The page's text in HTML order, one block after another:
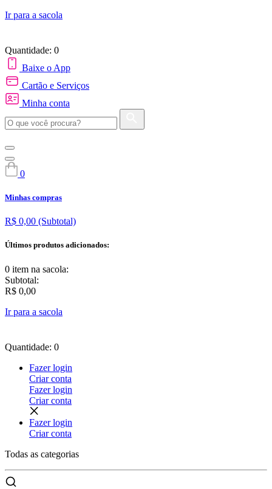
Ir para a sacola
Quantidade: 0
Baixe o App
Cartão e Serviços
Minha conta
0
Minhas compras
R$ 0,00 (Subtotal)
Últimos produtos adicionados:
0 item na sacola:
Subtotal:
R$ 0,00
Ir para a sacola
Quantidade: 0
Fazer login
Criar conta
Fazer login
Criar conta
Fazer login
Criar conta
Todas as categorias